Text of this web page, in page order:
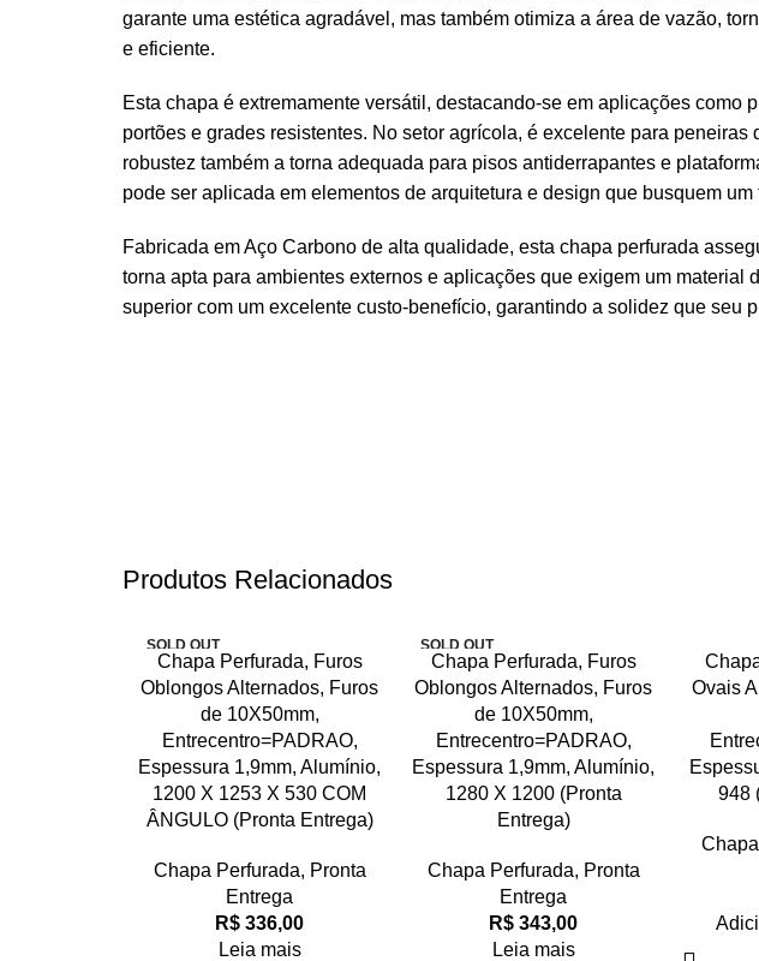
garante uma estética agradável, mas também otimiza a área de vazão,
e eficiente.
Esta chapa é extremamente versátil, destacando-se em aplicações
portões e grades resistentes. No setor agrícola, é excelente para
robustez também a torna adequada para pisos antiderrapantes e
pode ser aplicada em elementos de arquitetura e design que busquem
Fabricada em Aço Carbono de alta qualidade, esta chapa perfurada
torna apta para ambientes externos e aplicações que exigem um
superior com um excelente custo-benefício, garantindo a solidez que seu
Produtos Relacionados
SOLD OUT
Chapa Perfurada, Furos
Oblongos Alternados, Furos
de 10X50mm,
Entrecentro=PADRAO,
Espessura 1,9mm, Alumínio,
1200 X 1253 X 530 COM
ÂNGULO (Pronta Entrega)
Chapa Perfurada, Pronta
Entrega
R$ 336,00
Leia mais
SOLD OUT
Chapa Perfurada, Furos
Oblongos Alternados, Furos
de 10X50mm,
Entrecentro=PADRAO,
Espessura 1,9mm, Alumínio,
1280 X 1200 (Pronta
Entrega)
Chapa Perfurada, Pronta
Entrega
R$ 343,00
Leia mais
Ovais
948